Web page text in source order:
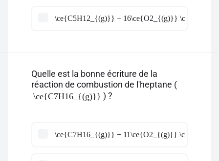
\ce{C5H12_{(g)}} + 16\ce{O2_{(g)}} \ce{->}
Quelle est la bonne écriture de la
réaction de combustion de l'heptane (
\ce{C7H16_{(g)}} ) ?
\ce{C7H16_{(g)}} + 11\ce{O2_{(g)}} \ce{->}